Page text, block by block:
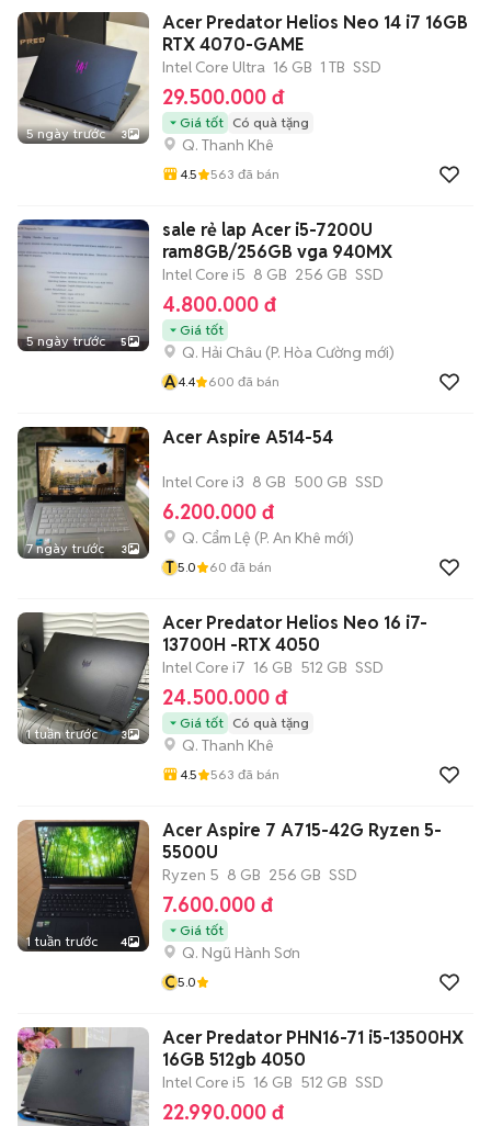
5 ngày trước 3
Acer Predator Helios Neo 14 i7 16GB
RTX 4070-GAME
Intel Core Ultra 16 GB 1 TB SSD
29.500.000 đ
Giá tốt Có quà tặng
Q. Thanh Khê
4.5 563 đã bán
5 ngày trước 5
sale rẻ lap Acer i5-7200U
ram8GB/256GB vga 940MX
Intel Core i5 8 GB 256 GB SSD
4.800.000 đ
Giá tốt
Q. Hải Châu (P. Hòa Cường mới)
A4.4 600 đã bán
7 ngày trước 3
Acer Aspire A514-54
Intel Core i3 8 GB 500 GB SSD
6.200.000 đ
Q. Cẩm Lệ (P. An Khê mới)
T 5.0 60 đã bán
1 tuần trước 3
Acer Predator Helios Neo 16 i7-
13700H -RTX 4050
Intel Core i7 16 GB 512 GB SSD
24.500.000 đ
Giá tốt Có quà tặng
Q. Thanh Khê
4.5 563 đã bán
1 tuần trước 4
Acer Aspire 7 A715-42G Ryzen 5-
5500U
Ryzen 5 8 GB 256 GB SSD
7.600.000 đ
Giá tốt
Q. Ngũ Hành Sơn
C5.0
Acer Predator PHN16-71 i5-13500HX
16GB 512gb 4050
Intel Core i5 16 GB 512 GB SSD
22.990.000 đ